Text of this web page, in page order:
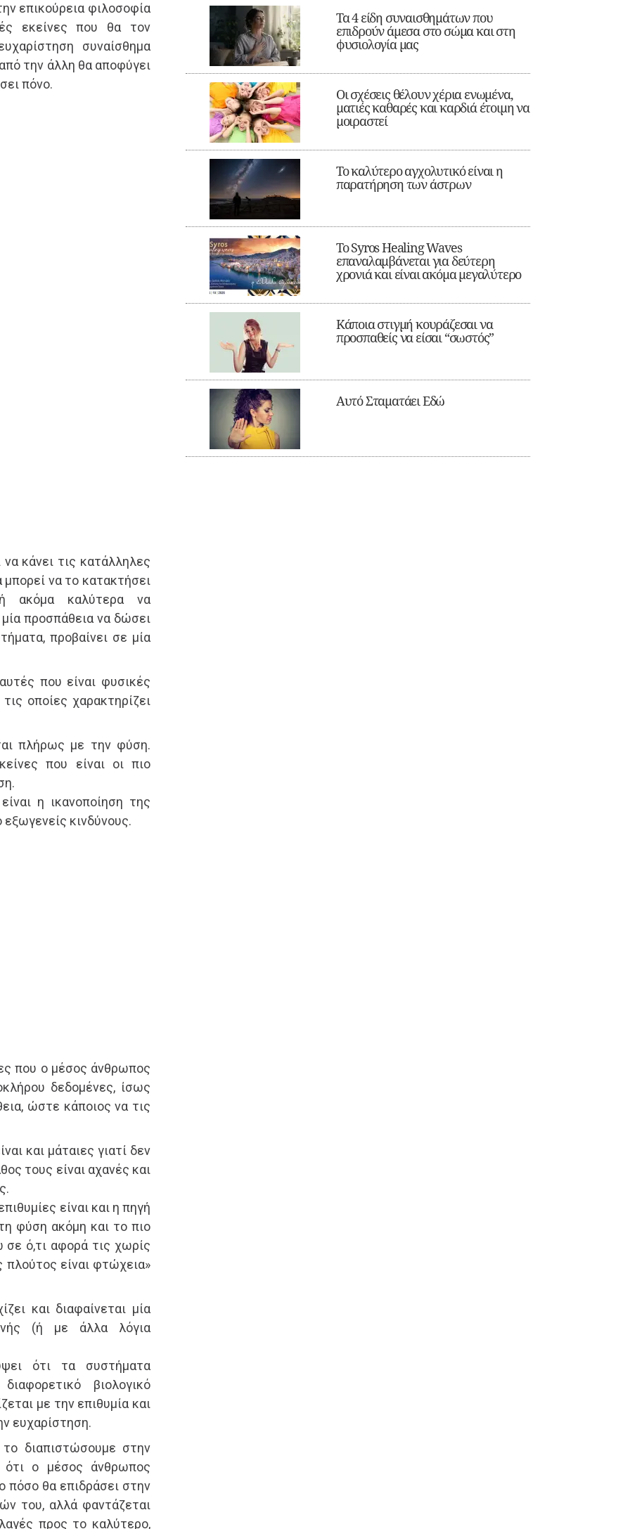
επικούρεια φιλοσοφία
εκείνες που θα τον
συναίσθημα
την άλλη θα αποφύγει
πόνο.
κάνει τις κατάλληλες
μπορεί να το κατακτήσει
ακόμα καλύτερα να
προσπάθεια να δώσει
προβαίνει σε μία
που είναι φυσικές
οποίες χαρακτηρίζει
πλήρως με την φύση.
που είναι οι πιο
η ικανοποίηση της
κινδύνους.
που ο μέσος άνθρωπος
δεδομένες, ίσως
ώστε κάποιος να τις
και μάταιες γιατί δεν
τους είναι αχανές και
είναι και η πηγή
φύση ακόμη και το πιο
σε ό,τι αφορά τις χωρίς
πλούτος είναι φτώχεια»
και διαφαίνεται μία
(ή με άλλα λόγια
ότι τα συστήματα
βιολογικό
με την επιθυμία και
ευχαρίστηση.
διαπιστώσουμε στην
ότι ο μέσος άνθρωπος
πόσο θα επιδράσει στην
του, αλλά φαντάζεται
προς το καλύτερο,
Τα 4 είδη συναισθημάτων που
επιδρούν άμεσα στο σώμα και στη
φυσιολογία μας
Οι σχέσεις θέλουν χέρια ενωμένα,
ματιές καθαρές και καρδιά έτοιμη να
μοιραστεί
Το καλύτερο αγχολυτικό είναι η
παρατήρηση των άστρων
Το Syros Healing Waves
επαναλαμβάνεται για δεύτερη
χρονιά και είναι ακόμα μεγαλύτερο
Κάποια στιγμή κουράζεσαι να
προσπαθείς να είσαι “σωστός”
Αυτό Σταματάει Εδώ